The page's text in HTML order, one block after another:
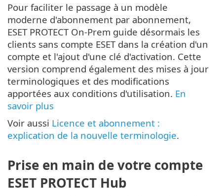
Pour faciliter le passage à un modèle
moderne d'abonnement par abonnement,
ESET PROTECT On-Prem guide désormais les
clients sans compte ESET dans la création d'un
compte et l'ajout d'une clé d'activation. Cette
version comprend également des mises à jour
terminologiques et des modifications
apportées aux conditions d'utilisation. En
savoir plus
Voir aussi Licence et abonnement :
explication de la nouvelle terminologie.
Prise en main de votre compte
ESET PROTECT Hub